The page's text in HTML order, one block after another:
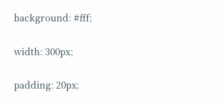
background: #fff;
width: 300px;
padding: 20px;